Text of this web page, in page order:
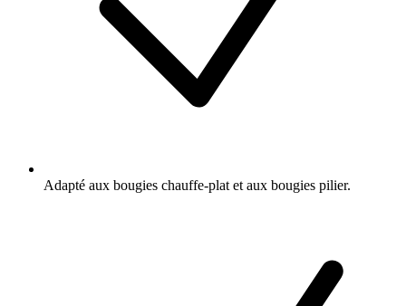
Adapté aux bougies chauffe-plat et aux bougies pilier.